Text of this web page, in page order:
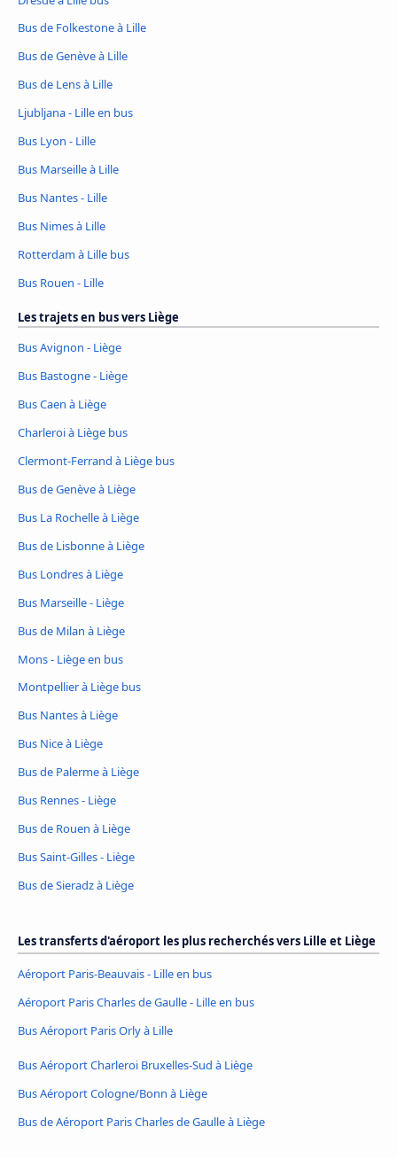
Bus de Folkestone à Lille
Bus de Genève à Lille
Bus de Lens à Lille
Ljubljana - Lille en bus
Bus Lyon - Lille
Bus Marseille à Lille
Bus Nantes - Lille
Bus Nimes à Lille
Rotterdam à Lille bus
Bus Rouen - Lille
Les trajets en bus vers Liège
Bus Avignon - Liège
Bus Bastogne - Liège
Bus Caen à Liège
Charleroi à Liège bus
Clermont-Ferrand à Liège bus
Bus de Genève à Liège
Bus La Rochelle à Liège
Bus de Lisbonne à Liège
Bus Londres à Liège
Bus Marseille - Liège
Bus de Milan à Liège
Mons - Liège en bus
Montpellier à Liège bus
Bus Nantes à Liège
Bus Nice à Liège
Bus de Palerme à Liège
Bus Rennes - Liège
Bus de Rouen à Liège
Bus Saint-Gilles - Liège
Bus de Sieradz à Liège
Les transferts d'aéroport les plus recherchés vers Lille et Liège
Aéroport Paris-Beauvais - Lille en bus
Aéroport Paris Charles de Gaulle - Lille en bus
Bus Aéroport Paris Orly à Lille
Bus Aéroport Charleroi Bruxelles-Sud à Liège
Bus Aéroport Cologne/Bonn à Liège
Bus de Aéroport Paris Charles de Gaulle à Liège